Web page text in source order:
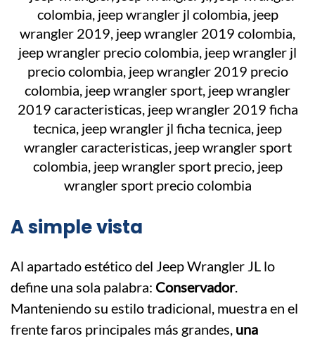
A simple vista
Al apartado estético del Jeep Wrangler JL lo
define una sola palabra: Conservador.
Manteniendo su estilo tradicional, muestra en el
frente faros principales más grandes, una